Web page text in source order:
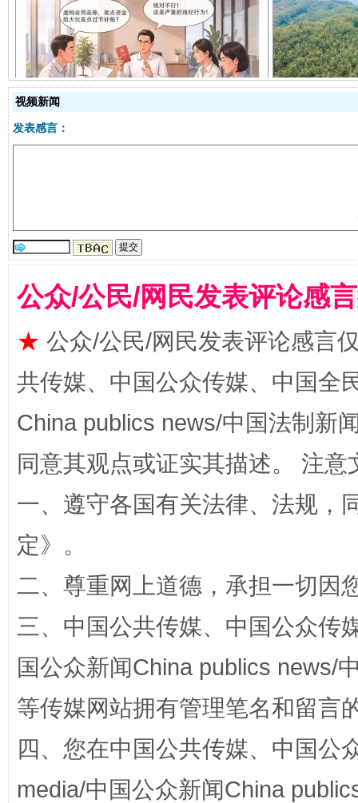
揭开“小金库”的免责幌子
阿坝州三大球赛在茂县开幕 规模
视频新闻
发表感言：
公众/公民/网民发表评论感
★ 公众/公民/网民发表评论感言
共传媒、中国公众传媒、中国全
China publics news/中国法制新
同意其观点或证实其描述。 注
一、遵守各国有关法律、法规，
定》。
二、尊重网上道德，承担一切因
三、中国公共传媒、中国公众传
国公众新闻China publics news/
等传媒网站拥有管理笔名和留言
四、您在中国公共传媒、中国公
media/中国公众新闻China